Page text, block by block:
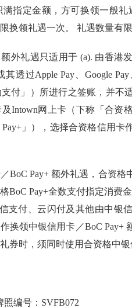
指定金额，方可换领一般礼
换领礼遇一次。 礼遇数量有
外礼遇只适用于 (a). 由香港
透过Apple Pay、Google Pay
付」）所进行之签账，并不
Intown网上卡（下称「合资
」），选择合资格信用卡
BoC Pay+ 额外礼遇，合资
BoC Pay+全数支付指定消费
支付、云闪付及其他由中银
换领中银信用卡／BoC Pay+
券时，须同时使用合资格中银
照编号：SVFB072